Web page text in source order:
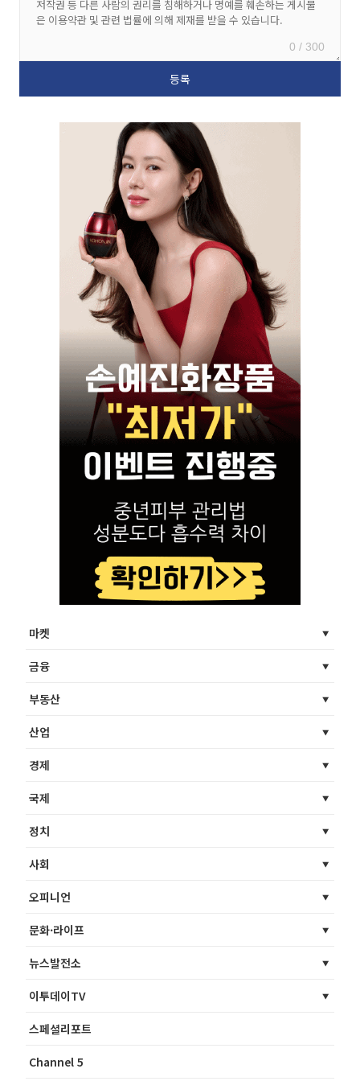
0 / 300
마켓
금융
부동산
산업
경제
국제
정치
사회
오피니언
문화·라이프
뉴스발전소
이투데이TV
스페셜리포트
Channel 5